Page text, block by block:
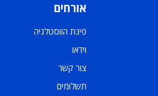
אורחים
פינת הווסטלגיה
וידאו
צור קשר
תשלומים